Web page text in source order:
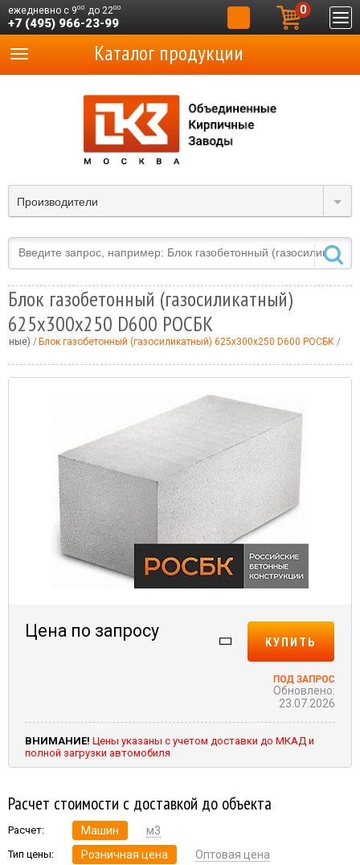
ежедневно с 900 до 2200
+7 (495) 966-23-99
0
Производители
Каталог продукции
Блок газобетонный (газосиликатный)
625x300x250 D600 РОСБК
Блок газобетонный (газосиликатный) 625x300x250 D600 РОСБК
Цена по запросу
КУПИТЬ
Обновлено:
23.07.2026
ВНИМАНИЕ! Цены указаны с учетом доставки до МКАД и
полной загрузки автомобиля
Расчет стоимости с доставкой до объекта
Расчет: Машин м3
Тип цены: Розничная цена Оптовая цена